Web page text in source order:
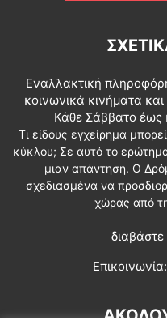
Εναλλακτική
κοινωνικά κινήματα
Κάθε Σάββατο έως
Τι είδους εγχείρημα
κύκλου; Σε αυτό το
μιαν απάντηση. Ο
σχεδιασμένα να
χώρας από
Επικοινωνία: